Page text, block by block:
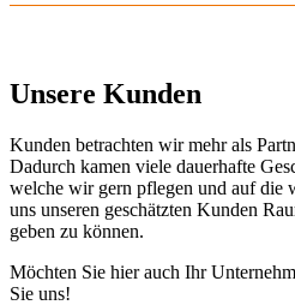
Unsere Kunden
Kunden betrachten wir mehr als
Dadurch kamen viele dauerhafte
welche wir gern pflegen und auf die
uns unseren geschätzten Kunden
geben zu können.
Möchten Sie hier auch Ihr
Sie uns!